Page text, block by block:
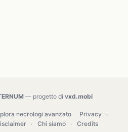
— progetto di vxd.mobi
necrologi avanzato Privacy
·
· Chi siamo · Credits